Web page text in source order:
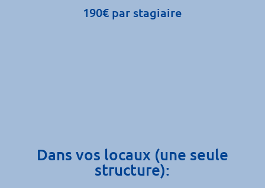
190€ par stagiaire
Dans vos locaux (une seule
structure):